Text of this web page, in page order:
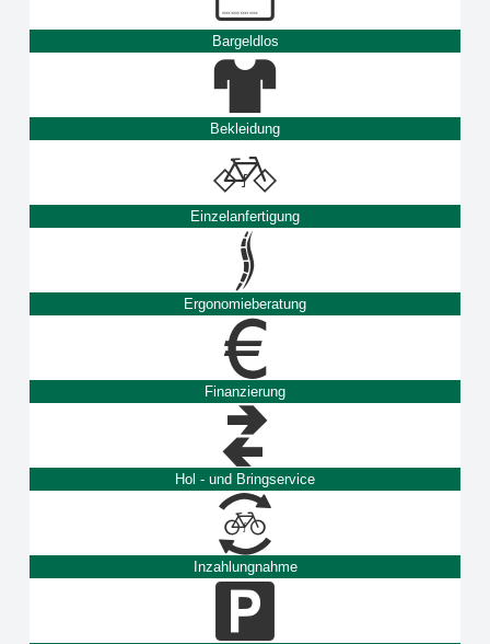
Bargeldlos
Bekleidung
Einzelanfertigung
Ergonomieberatung
Finanzierung
Hol - und Bringservice
Inzahlungnahme